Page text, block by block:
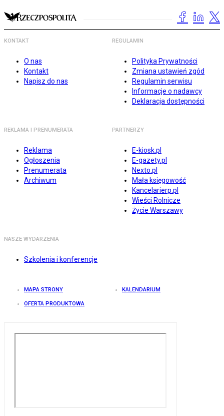
KONTAKT
O nas
Kontakt
Napisz do nas
REGULAMIN
Polityka Prywatności
Zmiana ustawień zgód
Regulamin serwisu
Informacje o nadawcy
Deklaracja dostępności
REKLAMA I PRENUMERATA
Reklama
Ogłoszenia
Prenumerata
Archiwum
PARTNERZY
E-kiosk.pl
E-gazety.pl
Nexto.pl
Mała księgowość
Kancelarierp.pl
Wieści Rolnicze
Życie Warszawy
NASZE WYDARZENIA
Szkolenia i konferencje
MAPA STRONY KALENDARIUM
OFERTA PRODUKTOWA